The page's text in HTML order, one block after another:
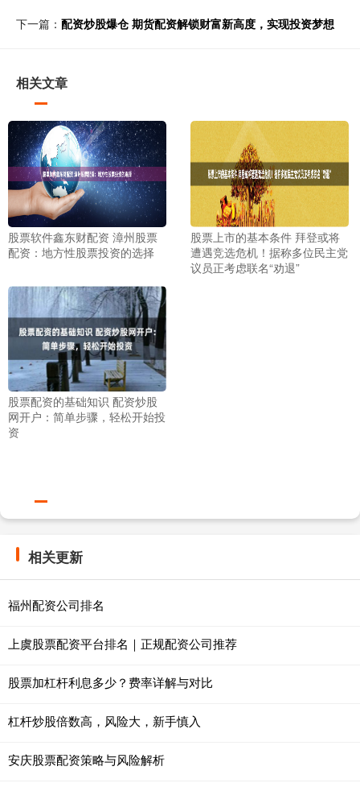
下一篇： 配资炒股爆仓 期货配资解锁财富新高度，实现投资梦想
相关文章
股票软件鑫东财配资 漳州股票
配资：地方性股票投资的选择
股票上市的基本条件 拜登或将
遭遇竞选危机！据称多位民主党
议员正考虑联名“劝退”
股票配资的基础知识 配资炒股
网开户：简单步骤，轻松开始投
资
相关更新
福州配资公司排名
上虞股票配资平台排名｜正规配资公司推荐
股票加杠杆利息多少？费率详解与对比
杠杆炒股倍数高，风险大，新手慎入
安庆股票配资策略与风险解析